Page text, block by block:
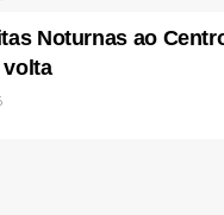
Noturnas ao
volta